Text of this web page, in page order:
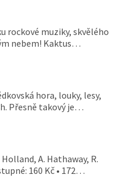
rockové muziky, skvělého
nebem! Kaktus…
hora, louky, lesy,
Přesně takový je…
A. Hathaway, R.
160 Kč • 172…